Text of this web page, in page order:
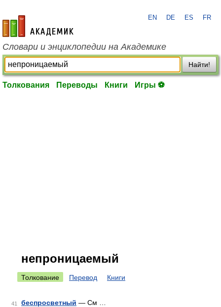
academic.ru
EN DE ES FR
Словари и энциклопедии на Академике
Найти!
Толкования Переводы Книги Игры ⚽
непроницаемый
Толкование Перевод Книги
41 беспросветный — См …